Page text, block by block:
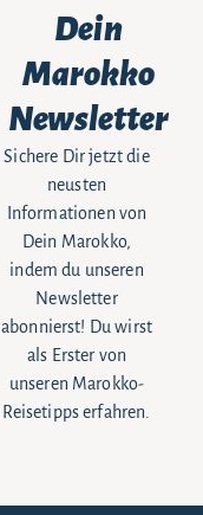
Dein
Marokko
Newsletter
Sichere Dir jetzt die
neusten
Informationen von
Dein Marokko,
indem du unseren
Newsletter
abonnierst! Du wirst
als Erster von
unseren Marokko-
Reisetipps erfahren.